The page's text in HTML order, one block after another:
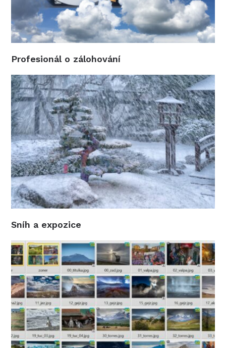
Profesionál o zálohování
Sníh a expozice